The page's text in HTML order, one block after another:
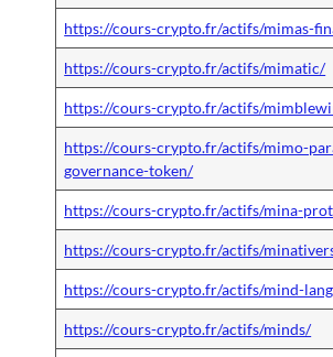
https://cours-crypto.fr/actifs/mimas-
https://cours-crypto.fr/actifs/mimatic/
https://cours-crypto.fr/actifs/
https://cours-crypto.fr/actifs/mimo-
governance-token/
https://cours-crypto.fr/actifs/mina-
https://cours-crypto.fr/actifs/
https://cours-crypto.fr/actifs/mind-
https://cours-crypto.fr/actifs/minds/